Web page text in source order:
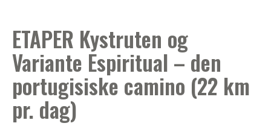
ETAPER Kystruten og
Variante Espiritual – den
portugisiske camino (22 km
pr. dag)